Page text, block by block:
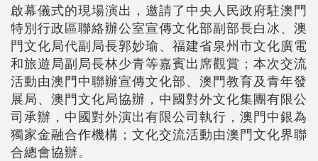
啟幕儀式的現場演出，邀請了中央人民政府駐澳門
特別行政區聯絡辦公室宣傳文化部副部長白冰、澳
門文化局代副局長郭妙瑜、福建省泉州市文化廣電
和旅遊局副局長林少青等嘉賓出席觀賞；本次交流
活動由澳門中聯辦宣傳文化部、澳門教育及青年發
展局、澳門文化局協辦，中國對外文化集團有限公
司承辦，中國對外演出有限公司執行，澳門中銀為
獨家金融合作機構；文化交流活動由澳門文化界聯
合總會協辦。